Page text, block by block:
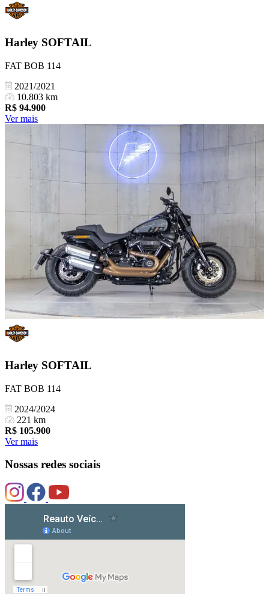
Harley SOFTAIL
FAT BOB 114
2021/2021
10.803 km
R$ 94.900
Ver mais
Harley SOFTAIL
FAT BOB 114
2024/2024
221 km
R$ 105.900
Ver mais
Nossas redes sociais